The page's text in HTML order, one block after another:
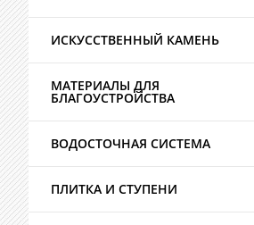
ИСКУССТВЕННЫЙ КАМЕНЬ
МАТЕРИАЛЫ ДЛЯ
БЛАГОУСТРОЙСТВА
ВОДОСТОЧНАЯ СИСТЕМА
ПЛИТКА И СТУПЕНИ